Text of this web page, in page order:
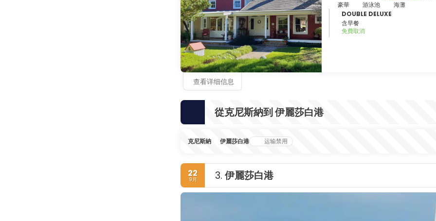
豪華
游泳池
海灘
DOUBLE DELUXE
含早餐
免費取消
查看详细信息
從克尼斯納到 伊麗莎白港
克尼斯納 伊麗莎白港 运输禁用
22
9月 3. 伊麗莎白港